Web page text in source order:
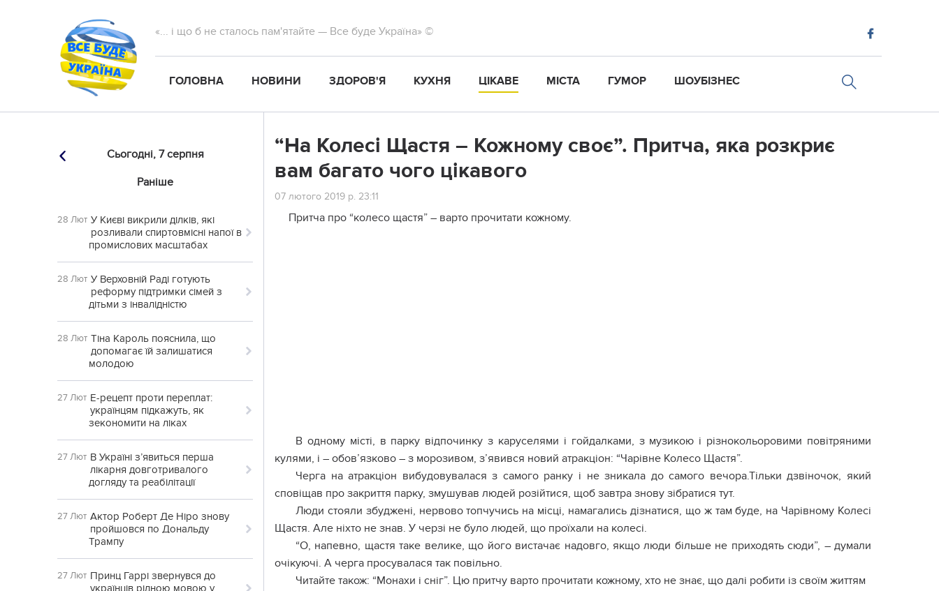
«... і що б не сталось пам'ятайте — Все буде Україна» ©
ГОЛОВНА НОВИНИ ЗДОРОВ'Я КУХНЯ ЦІКАВЕ МІСТА ГУМОР ШОУБІЗНЕС
Сьогодні, 7 серпня
Раніше
28 Лют У Києві викрили ділків, які
розливали спиртовмісні напої в
промислових масштабах
28 Лют У Верховній Раді готують
реформу підтримки сімей з
дітьми з інвалідністю
28 Лют Тіна Кароль пояснила, що
допомагає їй залишатися
молодою
27 Лют Е-рецепт проти переплат:
українцям підкажуть, як
зекономити на ліках
27 Лют В Україні з’явиться перша
лікарня довготривалого
догляду та реабілітації
27 Лют Актор Роберт Де Ніро знову
пройшовся по Дональду
Трампу
27 Лют Принц Гаррі звернувся до
українців рідною мовою у
“На Колесі Щастя – Кожному своє”. Притча, яка розкриє
вам багато чого цікавого
07 лютого 2019 р. 23:11
Притча про “колесо щастя” – варто прочитати кожному.
В одному місті, в парку відпочинку з каруселями і гойдалками, з музикою і різнокольоровими повітряними
кулями, і – обов’язково – з морозивом, з’явився новий атракціон: “Чарівне Колесо Щастя”.
Черга на атракціон вибудовувалася з самого ранку і не зникала до самого вечора.Тільки дзвіночок, який
сповіщав про закриття парку, змушував людей розійтися, щоб завтра знову зібратися тут.
Люди стояли збуджені, нервово топчучись на місці, намагались дізнатися, що ж там буде, на Чарівному Колесі
Щастя. Але ніхто не знав. У черзі не було людей, що проїхали на колесі.
“О, напевно, щастя таке велике, що його вистачає надовго, якщо люди більше не приходять сюди”, – думали
очікуючі. А черга просувалася так повільно.
Читайте також: “Монахи і сніг”. Цю притчу варто прочитати кожному, хто не знає, що далі робити із своїм життям